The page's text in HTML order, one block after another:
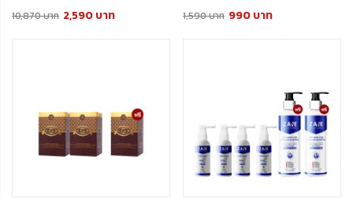
2,590 บาท
10,870 บาท 990 บาท
1,590 บาท